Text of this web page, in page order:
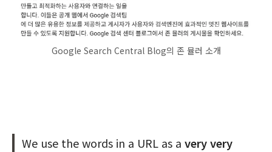
Google Search Central Blog의 존 뮬러 소개
We use the words in a URL as a very very